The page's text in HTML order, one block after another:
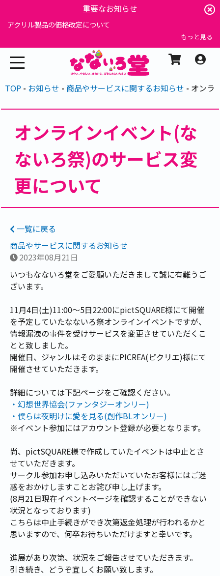
重要なお知らせ
アクリル製品の価格改定について
もっと見る
TOP お知らせ 商品やサービスに関するお知らせ オンラ
オンラインイベント(な
ないろ祭)のサービス変
更について
一覧に戻る
商品やサービスに関するお知らせ
2023年08月21日
いつもなないろ堂をご愛顧いただきまして誠に有難うご
ざいます。
11月4日(土)11:00〜5日22:00にpictSQUARE様にて開催
を予定していたなないろ祭オンラインイベントですが、
情報漏洩の事件を受けサービスを変更させていただくこ
とと致しました。
開催日、ジャンルはそのままにPICREA(ピクリエ)様にて
開催させていただきます。
詳細については下記ページをご確認ください。
・幻想世界協会(ファンタジーオンリー)
・僕らは夜明けに愛を見る(創作BLオンリー)
※イベント参加にはアカウント登録が必要となります。
尚、pictSQUARE様で作成していたイベントは中止とさ
せていただきます。
サークル参加お申し込みいただいていたお客様にはご迷
惑をおかけしますことお詫び申し上げます。
(8月21日現在イベントページを確認することができない
状況となっております)
こちらは中止手続きができ次第返金処理が行われるかと
思いますので、何卒お待ちいただけますと幸いです。
進展があり次第、状況をご報告させていただきます。
引き続き、どうぞ宜しくお願い致します。